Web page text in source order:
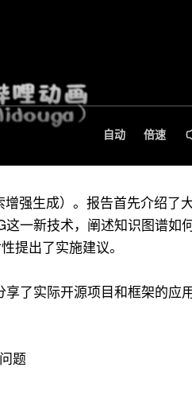
强生成）。报告首先介绍了
一新技术，阐述知识图谱如
提出了实施建议。
了实际开源项目和框架的应用
题